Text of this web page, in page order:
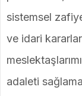
sistemsel
ve idari
adaleti